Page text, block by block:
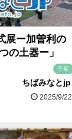
展ー加曽利の
の土器ー」
千葉
ちばみなとjp
2025/9/22